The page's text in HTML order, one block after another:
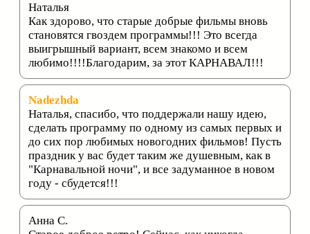
Наталья
Как здорово, что старые добрые фильмы вновь
становятся гвоздем программы!!! Это всегда
выигрышный вариант, всем знакомо и всем
любимо!!!!Благодарим, за этот КАРНАВАЛ!!!
Nadezhda
Наталья, спасибо, что поддержали нашу идею,
сделать программу по одному из самых первых и
до сих пор любимых новогодних фильмов! Пусть
праздник у вас будет таким же душевным, как в
"Карнавальной ночи", и все задуманное в новом
году - сбудется!!!
Анна С.